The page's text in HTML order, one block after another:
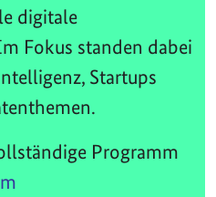
digitale
Fokus standen dabei
Startups
Programm